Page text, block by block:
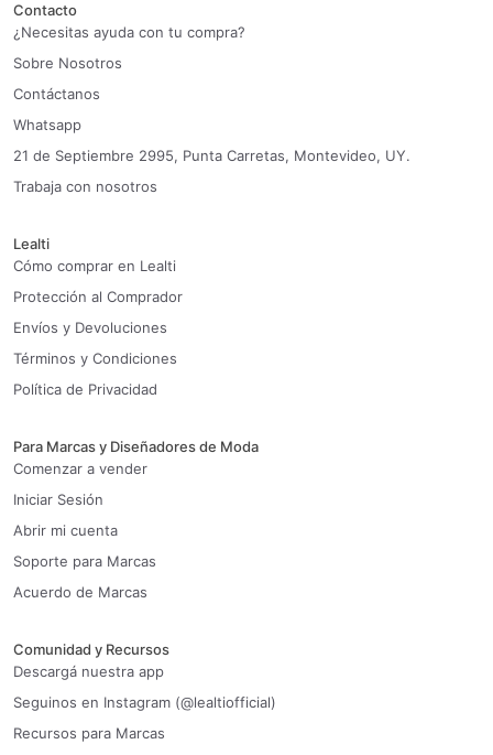
Contacto
¿Necesitas ayuda con tu compra?
Sobre Nosotros
Contáctanos
Whatsapp
21 de Septiembre 2995, Punta Carretas, Montevideo, UY.
Trabaja con nosotros
Lealti
Cómo comprar en Lealti
Protección al Comprador
Envíos y Devoluciones
Términos y Condiciones
Política de Privacidad
Para Marcas y Diseñadores de Moda
Comenzar a vender
Iniciar Sesión
Abrir mi cuenta
Soporte para Marcas
Acuerdo de Marcas
Comunidad y Recursos
Descargá nuestra app
Seguinos en Instagram (@lealtiofficial)
Recursos para Marcas